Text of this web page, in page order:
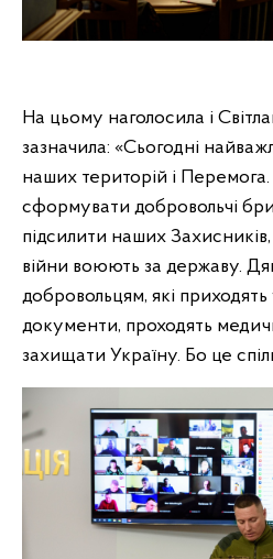
На цьому наголосила і
зазначила: «Сьогодні
наших територій і
сформувати добровольчі
підсилити наших
війни воюють за державу.
добровольцям, які
документи, проходять
захищати Україну. Бо це